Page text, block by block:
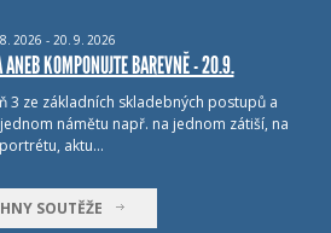
8. 2026 - 20. 9. 2026
KOMPONUJTE BAREVNĚ - 20.9.
3 ze základních skladebných postupů a
námětu např. na jednom zátiší, na
portrétu, aktu…
SOUTĚŽE